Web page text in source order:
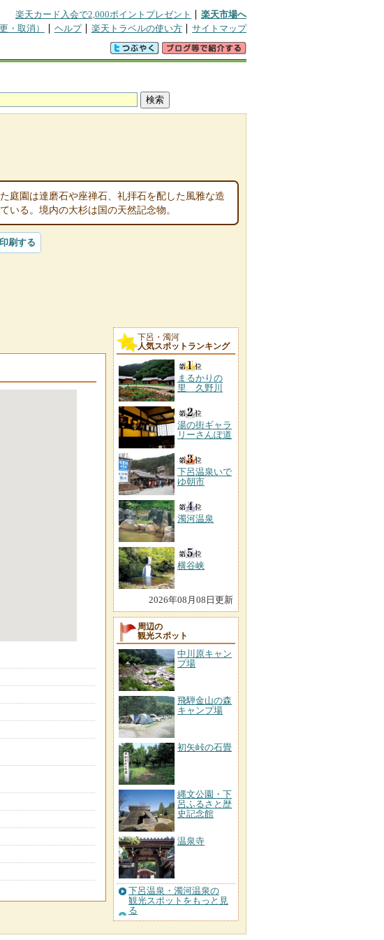
楽天カード入会で2,000ポイントプレゼント
楽天市場へ
・取消） ヘルプ 楽天トラベルの使い方 サイトマップ
庭園は達磨石や座禅石、礼拝石を配した風雅な造
いる。境内の大杉は国の天然記念物。
印刷する
下呂・濁河
人気スポットランキング
まるかりの
里 久野川
湯の街ギャラ
リーさんぽ道
下呂温泉いで
ゆ朝市
濁河温泉
横谷峡
2026年08月08日更新
周辺の
観光スポット
中川原キャン
プ場
飛騨金山の森
キャンプ場
初矢峠の石畳
縄文公園・下
呂ふるさと歴
史記念館
温泉寺
下呂温泉・濁河温泉の
観光スポットをもっと見
る